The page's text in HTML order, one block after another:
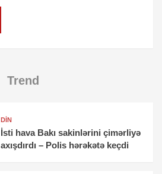
Trend
DİN
İsti hava Bakı sakinlərini çimərliyə
axışdırdı – Polis hərəkətə keçdi